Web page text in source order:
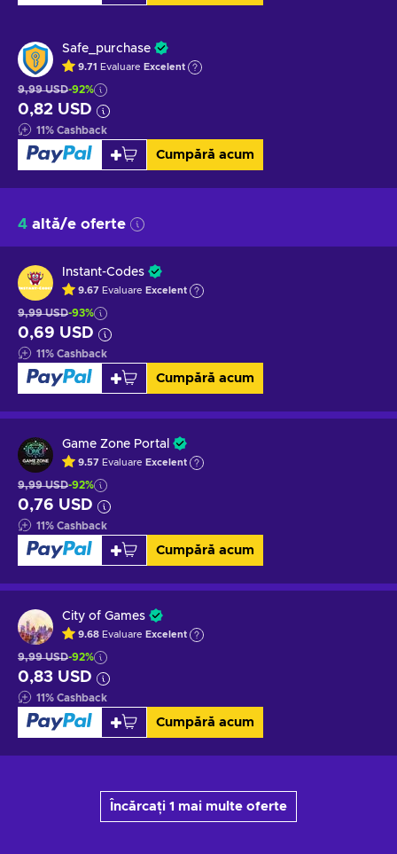
Safe_purchase
9.71 Evaluare Excelent
9,99 USD-92%
0,82 USD
11% Cashback
Cumpără acum
4 altă/e oferte
Instant-Codes
9.67 Evaluare Excelent
9,99 USD-93%
0,69 USD
11% Cashback
Cumpără acum
Game Zone Portal
9.57 Evaluare Excelent
9,99 USD-92%
0,76 USD
11% Cashback
Cumpără acum
City of Games
9.68 Evaluare Excelent
9,99 USD-92%
0,83 USD
11% Cashback
Cumpără acum
Încărcați 1 mai multe oferte